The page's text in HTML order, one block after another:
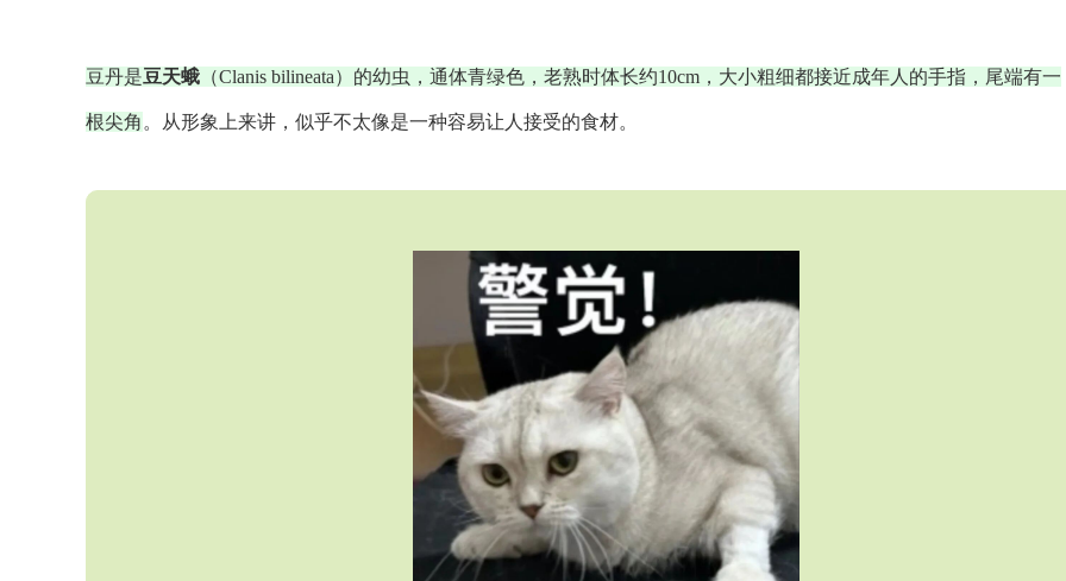
豆丹是豆天蛾 （Clanis bilineata）的幼虫，通体青绿色，老熟时体长约10cm，大小粗细都接近成年人的手指，尾端有一
根尖角 。从形象上来讲，似乎不太像是一种容易让人接受的食材。